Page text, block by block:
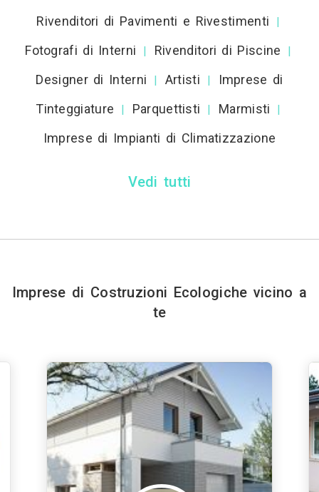
Rivenditori di Pavimenti e Rivestimenti |
Fotografi di Interni | Rivenditori di Piscine |
Designer di Interni | Artisti |
Imprese di
Tinteggiature
| Parquettisti | Marmisti |
Imprese di Impianti di Climatizzazione
Vedi tutti
Imprese di Costruzioni Ecologiche vicino a
te